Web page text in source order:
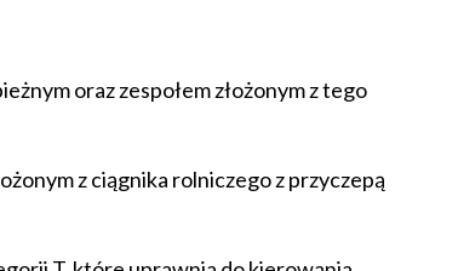
oraz zespołem złożonym z tego
z ciągnika rolniczego z przyczepą